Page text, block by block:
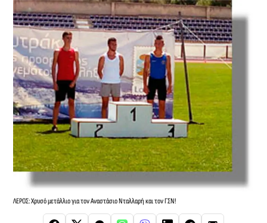
ΛΕΡΟΣ: Χρυσό μετάλλιο για τον Αναστάσιο Νταλλαρή και τον ΓΣΝ!